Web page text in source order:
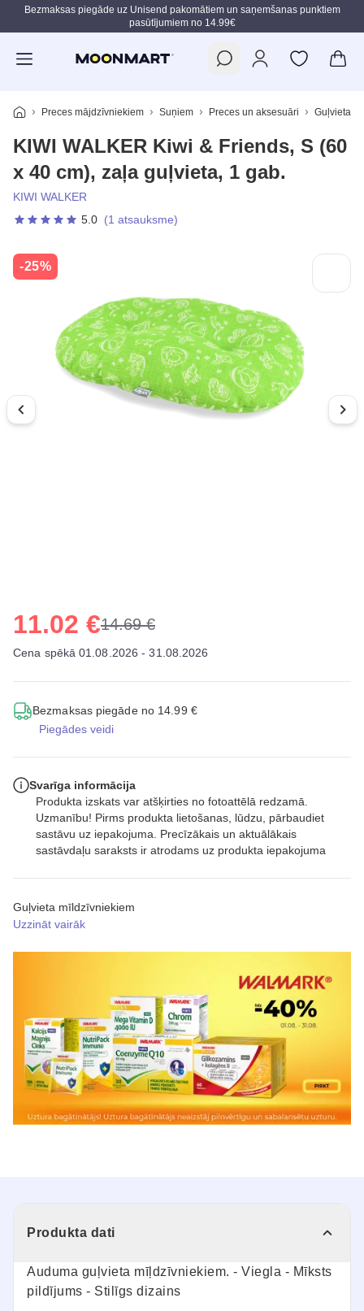
Pāriet uz galveno saturu
Bezmaksas piegāde uz Unisend pakomātiem un saņemšanas punktiem
pasūtījumiem no 14.99€
Preces mājdzīvniekiem Suņiem Preces un aksesuāri Guļvietas
KIWI WALKER Kiwi & Friends, S (60
x 40 cm), zaļa guļvieta, 1 gab.
KIWI WALKER
5.0 (1 atsauksme)
-25%
11.02 €14.69 €
Cena spēkā 01.08.2026 - 31.08.2026
Bezmaksas piegāde no 14.99 €
Piegādes veidi
Guļvieta mīldzīvniekiem
Uzzināt vairāk
Svarīga informācija
Produkta izskats var atšķirties no fotoattēlā redzamā.
Uzmanību! Pirms produkta lietošanas, lūdzu, pārbaudiet
sastāvu uz iepakojuma. Precīzākais un aktuālākais
sastāvdaļu saraksts ir atrodams uz produkta iepakojuma
Produkta dati
Auduma guļvieta mīļdzīvniekiem. - Viegla - Mīksts
pildījums - Stilīgs dizains